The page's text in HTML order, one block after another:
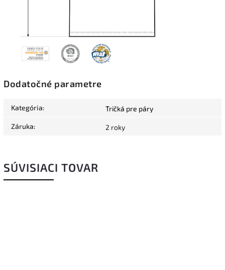
Dodatočné parametre
Kategória: Tričká pre páry
Záruka: 2 roky
SÚVISIACI TOVAR